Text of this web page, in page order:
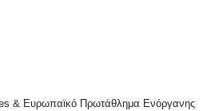
& Ευρωπαϊκό Πρωτάθλημα Ενόργανης